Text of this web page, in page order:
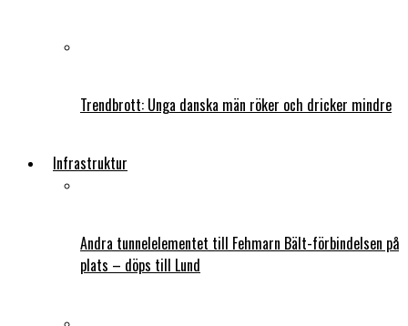
Trendbrott: Unga danska män röker och dricker mindre
Infrastruktur
Andra tunnelelementet till Fehmarn Bält-förbindelsen på
plats – döps till Lund